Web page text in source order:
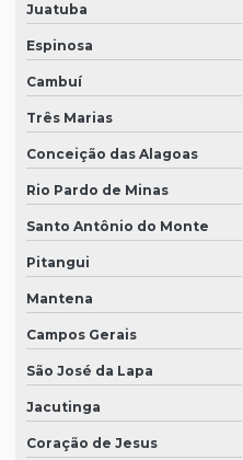
Juatuba
Espinosa
Cambuí
Três Marias
Conceição das Alagoas
Rio Pardo de Minas
Santo Antônio do Monte
Pitangui
Mantena
Campos Gerais
São José da Lapa
Jacutinga
Coração de Jesus